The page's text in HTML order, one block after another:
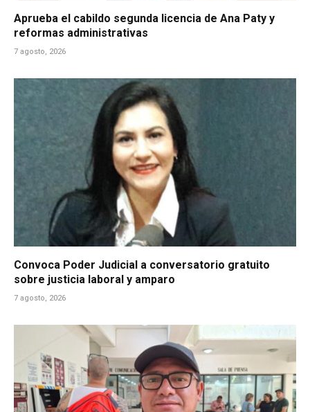
Aprueba el cabildo segunda licencia de Ana Paty y
reformas administrativas
7 agosto, 2026
Convoca Poder Judicial a conversatorio gratuito
sobre justicia laboral y amparo
7 agosto, 2026